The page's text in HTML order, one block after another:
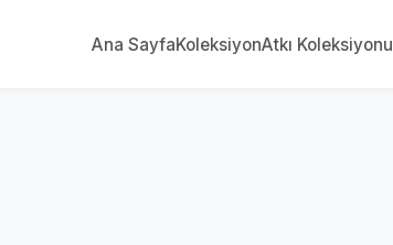
Ana SayfaKoleksiyonAtkı Koleksiyonu